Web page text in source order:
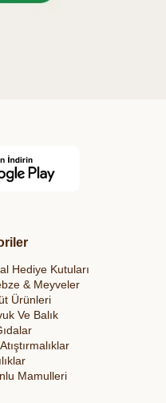
Hediye Kutuları
& Meyveler
Ürünleri
Ve Balık
Mamulleri